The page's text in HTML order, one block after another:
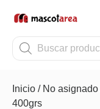
Inicio / No asignado
400grs